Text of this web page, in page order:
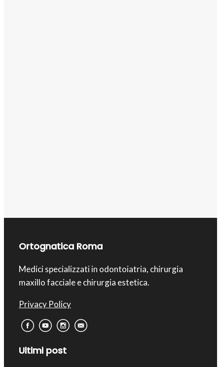
Ortognatica Roma
Medici specializzati in odontoiatria, chirurgia
maxillo facciale e chirurgia estetica.
Privacy Policy
Ultimi post